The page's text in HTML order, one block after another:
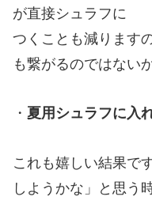
が直接シュラフに
つくことも減ります
も繋がるのではない
・ 夏用シュラフに入
これも嬉しい結果で
しようかな」と思う